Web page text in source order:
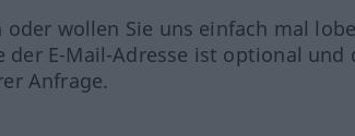
wollen Sie uns einfach mal
der E-Mail-Adresse ist optional und
Anfrage.